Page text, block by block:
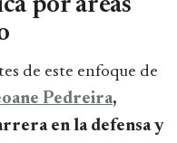
de este enfoque de
Pedreira,
en la defensa y